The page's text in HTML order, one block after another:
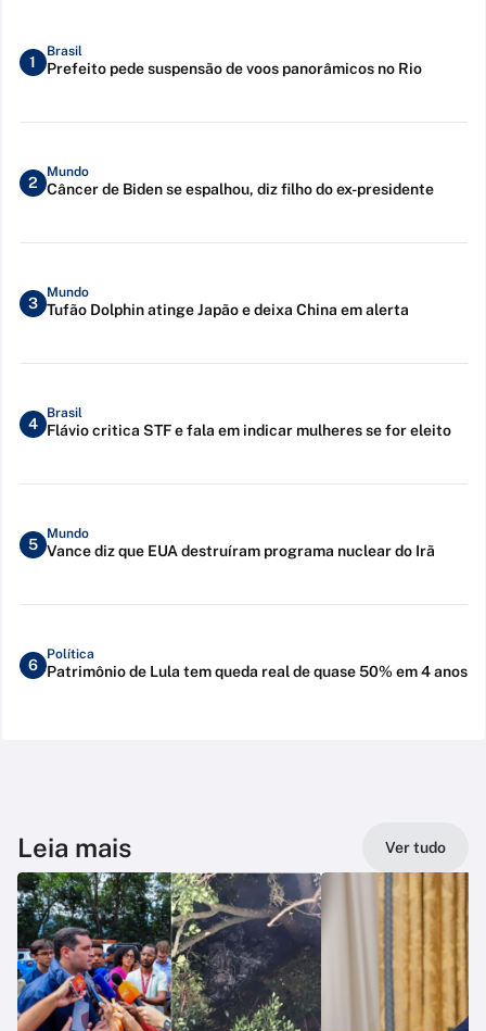
1
Brasil
Prefeito pede suspensão de voos panorâmicos no Rio
2
Mundo
Câncer de Biden se espalhou, diz filho do ex-presidente
3
Mundo
Tufão Dolphin atinge Japão e deixa China em alerta
4
Brasil
Flávio critica STF e fala em indicar mulheres se for eleito
5
Mundo
Vance diz que EUA destruíram programa nuclear do Irã
6
Política
Patrimônio de Lula tem queda real de quase 50% em 4 anos
Leia mais Ver tudo